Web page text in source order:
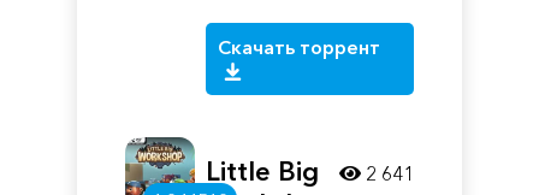
Скачать торрент
Little Big
2 641